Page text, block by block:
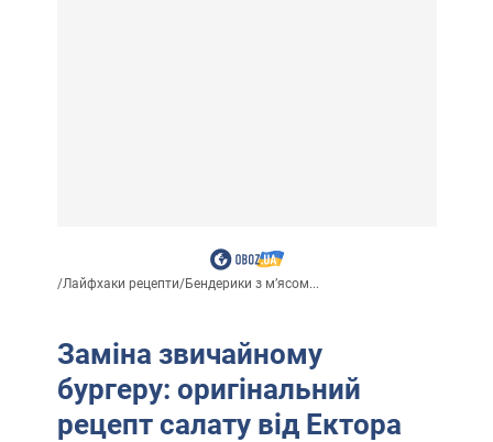
/Лайфхаки рецепти/Бендерики з м’ясом...
Заміна звичайному
бургеру: оригінальний
рецепт салату від Ектора